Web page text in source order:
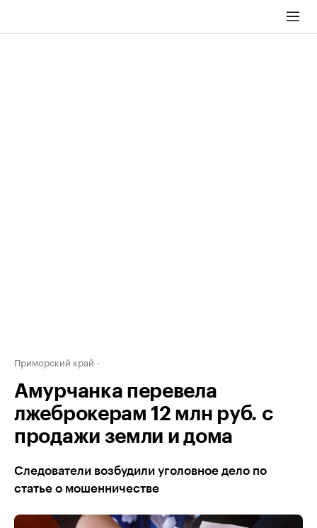
Приморский край
Амурчанка перевела
лжеброкерам 12 млн руб. с
продажи земли и дома
Следователи возбудили уголовное дело по
статье о мошенничестве